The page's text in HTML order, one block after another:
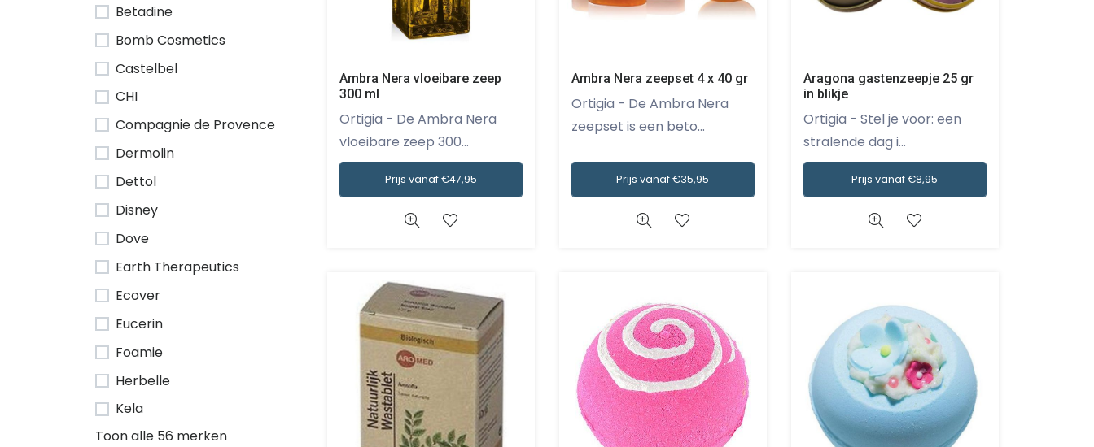
Ambra Nera vloeibare zeep
300 ml
Ortigia - De Ambra Nera
vloeibare zeep 300...
Prijs vanaf €47,95
Ambra Nera zeepset 4 x 40 gr
Ortigia - De Ambra Nera
zeepset is een beto...
Prijs vanaf €35,95
Aragona gastenzeepje 25 gr
in blikje
Ortigia - Stel je voor: een
stralende dag i...
Prijs vanaf €8,95
Betadine
Bomb Cosmetics
Castelbel
CHI
Compagnie de Provence
Dermolin
Dettol
Disney
Dove
Earth Therapeutics
Ecover
Eucerin
Foamie
Herbelle
Kela
Toon alle 56 merken